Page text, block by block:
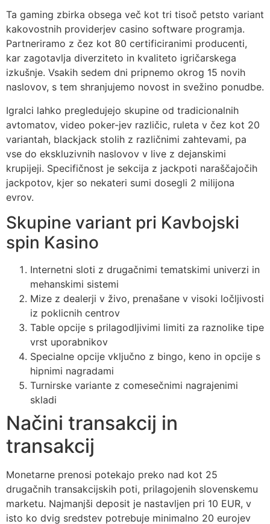
Ta gaming zbirka obsega več kot tri tisoč petsto variant
kakovostnih providerjev casino software programja.
Partneriramo z čez kot 80 certificiranimi producenti,
kar zagotavlja diverziteto in kvaliteto igričarskega
izkušnje. Vsakih sedem dni pripnemo okrog 15 novih
naslovov, s tem shranjujemo novost in svežino ponudbe.
Igralci lahko pregledujejo skupine od tradicionalnih
avtomatov, video poker-jev različic, ruleta v čez kot 20
variantah, blackjack stolih z različnimi zahtevami, pa
vse do ekskluzivnih naslovov v live z dejanskimi
krupijeji. Specifičnost je sekcija z jackpoti naraščajočih
jackpotov, kjer so nekateri sumi dosegli 2 milijona
evrov.
Skupine variant pri Kavbojski
spin Kasino
Internetni sloti z drugačnimi tematskimi univerzi in
mehanskimi sistemi
Mize z dealerji v živo, prenašane v visoki ločljivosti
iz poklicnih centrov
Table opcije s prilagodljivimi limiti za raznolike tipe
vrst uporabnikov
Specialne opcije vključno z bingo, keno in opcije s
hipnimi nagradami
Turnirske variante z comesečnimi nagrajenimi
skladi
Načini transakcij in
transakcij
Monetarne prenosi potekajo preko nad kot 25
drugačnih transakcijskih poti, prilagojenih slovenskemu
marketu. Najmanjši deposit je nastavljen pri 10 EUR, v
isto ko dvig sredstev potrebuje minimalno 20 eurojev